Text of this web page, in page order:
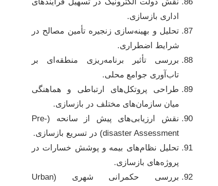
اداری بازسازی.
تحلیل و بهینه‌سازی زنجیره تأمین مصالح در
شرایط اضطراری.
بررسی تأثیر برنامه‌ریزی منطقه‌ای بر
تاب‌آوری جوامع محلی.
طراحی پروتکل‌های ارتباطی و هماهنگی
میان سازمان‌های مختلف در بازسازی.
نقش ارزیابی‌های پیش از سانحه (Pre-
disaster Assessment) در تسریع بازسازی.
تحلیل نظام‌های بیمه و پوشش خسارات در
پروژه‌های بازسازی.
بررسی حکمرانی شهری (Urban